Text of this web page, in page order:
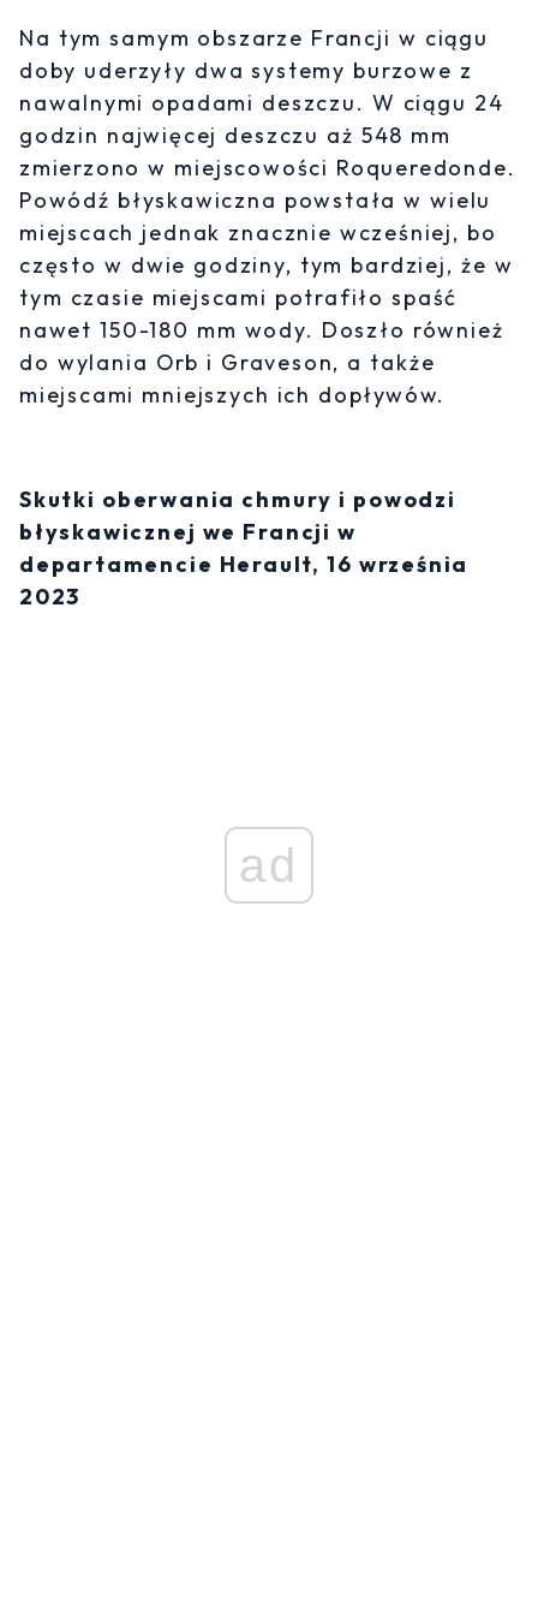
Na tym samym obszarze Francji w ciągu
doby uderzyły dwa systemy burzowe z
nawalnymi opadami deszczu. W ciągu 24
godzin najwięcej deszczu aż 548 mm
zmierzono w miejscowości Roqueredonde.
Powódź błyskawiczna powstała w wielu
miejscach jednak znacznie wcześniej, bo
często w dwie godziny, tym bardziej, że w
tym czasie miejscami potrafiło spaść
nawet 150-180 mm wody. Doszło również
do wylania Orb i Graveson, a także
miejscami mniejszych ich dopływów.
Skutki oberwania chmury i powodzi
błyskawicznej we Francji w
departamencie Herault, 16 września
2023
ad